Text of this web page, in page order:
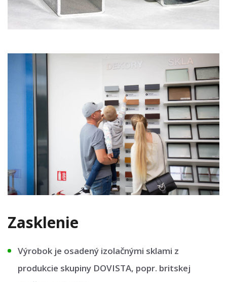
Zasklenie
Výrobok je osadený izolačnými sklami z
produkcie skupiny DOVISTA, popr. britskej